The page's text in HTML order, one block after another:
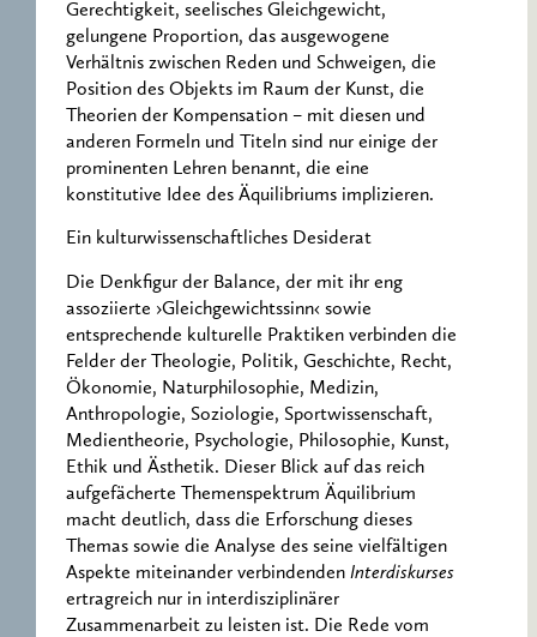
Gerechtigkeit, seelisches Gleichgewicht,
gelungene Proportion, das ausgewogene
Verhältnis zwischen Reden und Schweigen, die
Position des Objekts im Raum der Kunst, die
Theorien der Kompensation – mit diesen und
anderen Formeln und Titeln sind nur einige der
prominenten Lehren benannt, die eine
konstitutive Idee des Äquilibriums implizieren.
Ein kulturwissenschaftliches Desiderat
Die Denkfigur der Balance, der mit ihr eng
assoziierte ›Gleichgewichtssinn‹ sowie
entsprechende kulturelle Praktiken verbinden die
Felder der Theologie, Politik, Geschichte, Recht,
Ökonomie, Naturphilosophie, Medizin,
Anthropologie, Soziologie, Sportwissenschaft,
Medientheorie, Psychologie, Philosophie, Kunst,
Ethik und Ästhetik. Dieser Blick auf das reich
aufgefächerte Themenspektrum Äquilibrium
macht deutlich, dass die Erforschung dieses
Themas sowie die Analyse des seine vielfältigen
Aspekte miteinander verbindenden Interdiskurses
ertragreich nur in interdisziplinärer
Zusammenarbeit zu leisten ist. Die Rede vom